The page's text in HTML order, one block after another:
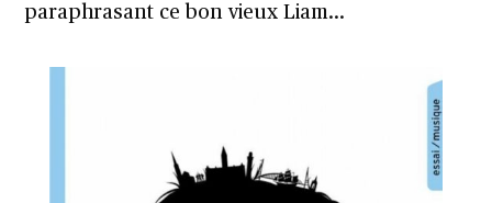
paraphrasant ce bon vieux Liam…